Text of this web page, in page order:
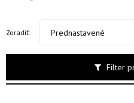
Filter
Zoradiť: Prednastavené